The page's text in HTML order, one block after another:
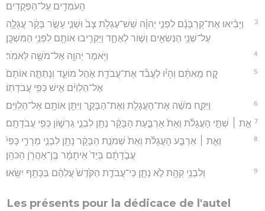
הָעֹמְדִ֖ים עַל־הַפְּקֻדִֽים׃
3
וַיָּבִ֨יאוּ אֶת־קָרְבָּנָ֜ם לִפְנֵ֣י יְהוָ֗ה שֵׁשׁ־עֶגְלֹ֥ת צָב֙ וּשְׁנֵ֣י עָשָׂ֣ר בָּקָ֔ר עֲגָלָ֛ה
עַל־שְׁנֵ֥י הַנְּשִׂאִ֖ים וְשׁ֣וֹר לְאֶחָ֑ד וַיַּקְרִ֥יבוּ אוֹתָ֖ם לִפְנֵ֥י הַמִּשְׁכָּֽן׃
4 וַיֹּ֥אמֶר יְהוָ֖ה אֶל־מֹשֶׁ֥ה לֵּאמֹֽר׃
5
קַ֚ח מֵֽאִתָּ֔ם וְהָי֕וּ לַעֲבֹ֕ד אֶת־עֲבֹדַ֖ת אֹ֣הֶל מוֹעֵ֑ד וְנָתַתָּ֤ה אוֹתָם֙
אֶל־הַלְוִיִּ֔ם אִ֖ישׁ כְּפִ֥י עֲבֹדָתֽוֹ׃
6 וַיִּקַּ֣ח מֹשֶׁ֔ה אֶת־הָעֲגָלֹ֖ת וְאֶת־הַבָּקָ֑ר וַיִּתֵּ֥ן אוֹתָ֖ם אֶל־הַלְוִיִּֽם׃
7 אֵ֣ת ׀ שְׁתֵּ֣י הָעֲגָלֹ֗ת וְאֵת֙ אַרְבַּ֣עַת הַבָּקָ֔ר נָתַ֖ן לִבְנֵ֣י גֵרְשׁ֑וֹן כְּפִ֖י עֲבֹדָתָֽם׃
8
וְאֵ֣ת ׀ אַרְבַּ֣ע הָעֲגָלֹ֗ת וְאֵת֙ שְׁמֹנַ֣ת הַבָּקָ֔ר נָתַ֖ן לִבְנֵ֣י מְרָרִ֑י כְּפִי֙
עֲבֹ֣דָתָ֔ם בְּיַד֙ אִֽיתָמָ֔ר בֶּֽן־אַהֲרֹ֖ן הַכֹּהֵֽן׃
9 וְלִבְנֵ֥י קְהָ֖ת לֹ֣א נָתָ֑ן כִּֽי־עֲבֹדַ֤ת הַקֹּ֙דֶשׁ֙ עֲלֵהֶ֔ם בַּכָּתֵ֖ף יִשָּֽׂאוּ׃
Les présents pour la dédicace de l'autel